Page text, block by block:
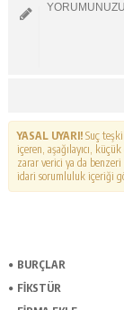
YASAL UYARI!Suç
içeren, aşağılayıcı,
zarar verici ya da
idari sorumluluk içeriği
BURÇLAR
FİKSTÜR